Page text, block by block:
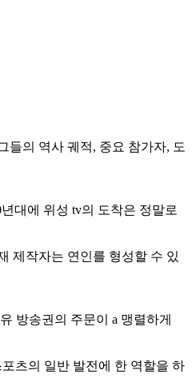
들의 역사 궤적, 중요 참가자, 도
대에 위성 tv의 도착은 정말로
제작자는 연인를 형성할 수 있
방송권의 주문이 a 맹렬하게
츠의 일반 발전에 한 역할을 하